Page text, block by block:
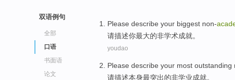
双语例句
全部
口语
书面语
论文
Please describe your biggest non-
请描述你最大的非学术成就。
youdao
Please describe your most outstanding
请描述本身最突出的非学业成就。